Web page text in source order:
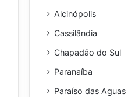
Alcinópolis
Cassilândia
Chapadão do Sul
Paranaíba
Paraíso das Aguas